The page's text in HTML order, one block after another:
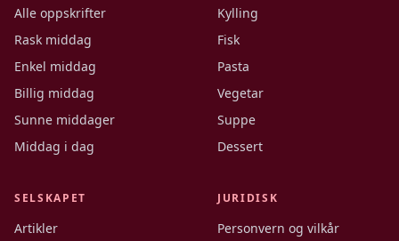
Alle oppskrifter
Rask middag
Enkel middag
Billig middag
Sunne middager
Middag i dag
Kylling
Fisk
Pasta
Vegetar
Suppe
Dessert
SELSKAPET
Artikler
JURIDISK
Personvern og vilkår